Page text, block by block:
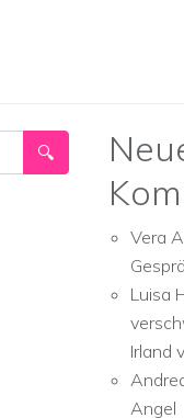
Vera
Luisa
Irland
Angel